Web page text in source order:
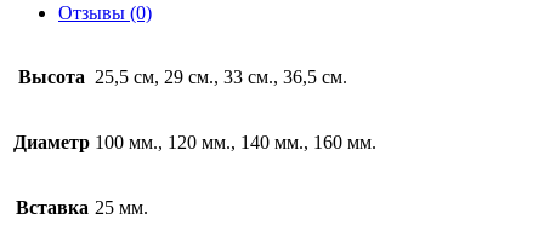
Отзывы (0)
Высота 25,5 см, 29 см., 33 см., 36,5 см.
Диаметр 100 мм., 120 мм., 140 мм., 160 мм.
Вставка 25 мм.